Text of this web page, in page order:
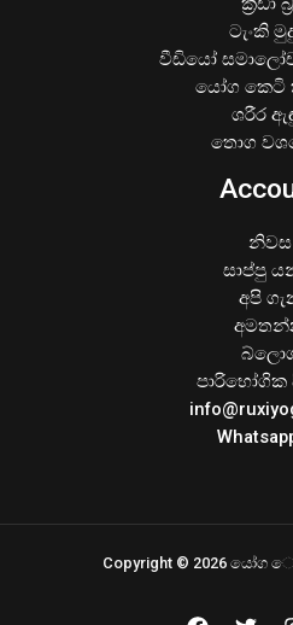
ටැංකි
වීඩියෝ
යෝග කෙටි
ශරීර
තොග
නිවස
සාප්පු
අපි
පාරිභෝගික
Copyright © 2026 යෝග